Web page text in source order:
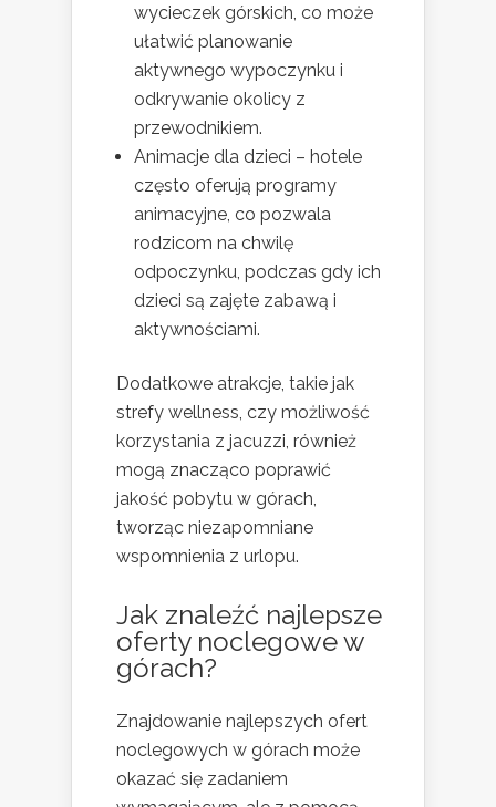
wycieczek górskich, co może
ułatwić planowanie
aktywnego wypoczynku i
odkrywanie okolicy z
przewodnikiem.
Animacje dla dzieci – hotele
często oferują programy
animacyjne, co pozwala
rodzicom na chwilę
odpoczynku, podczas gdy ich
dzieci są zajęte zabawą i
aktywnościami.
Dodatkowe atrakcje, takie jak
strefy wellness, czy możliwość
korzystania z jacuzzi, również
mogą znacząco poprawić
jakość pobytu w górach,
tworząc niezapomniane
wspomnienia z urlopu.
Jak znaleźć najlepsze
oferty noclegowe w
górach?
Znajdowanie najlepszych ofert
noclegowych w górach może
okazać się zadaniem